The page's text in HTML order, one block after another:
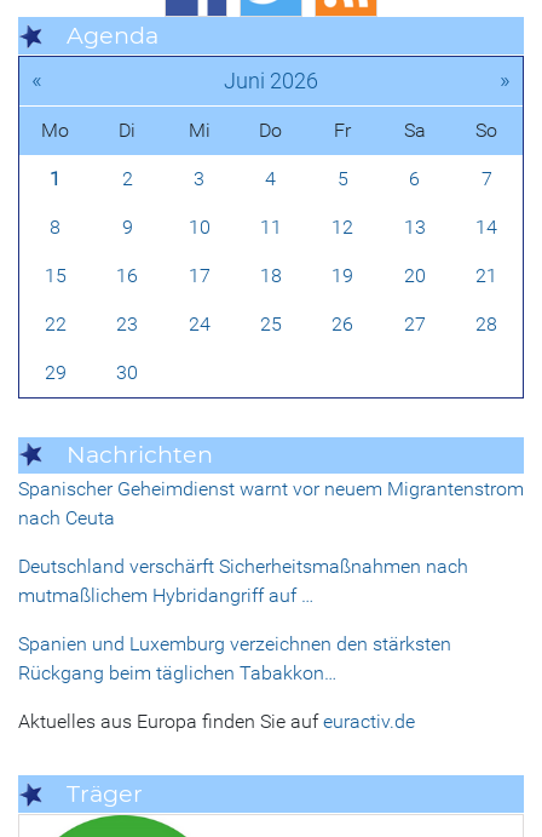
Agenda
« Juni 2026 »
Mo Di Mi Do Fr Sa So
1 2 3 4 5 6 7
8 9 10 11 12 13 14
15 16 17 18 19 20 21
22 23 24 25 26 27 28
29 30
Nachrichten
Spanischer Geheimdienst warnt vor neuem Migrantenstrom
nach Ceuta
Deutschland verschärft Sicherheitsmaßnahmen nach
mutmaßlichem Hybridangriff auf …
Spanien und Luxemburg verzeichnen den stärksten
Rückgang beim täglichen Tabakkon…
Aktuelles aus Europa finden Sie aufeuractiv.de
Träger